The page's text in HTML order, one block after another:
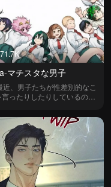
マチスタな男子
近、男子たちが性差別的なこ
言ったりしたりしているの。